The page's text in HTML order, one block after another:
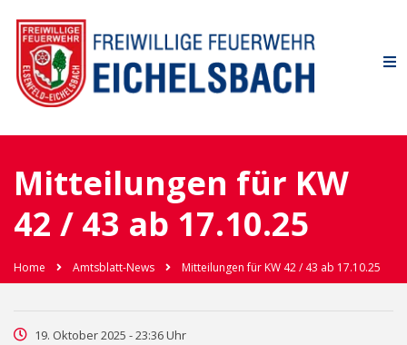
Mitteilungen für KW
42 / 43 ab 17.10.25
Home Amtsblatt-News Mitteilungen für KW 42 / 43 ab 17.10.25
19. Oktober 2025 - 23:36 Uhr